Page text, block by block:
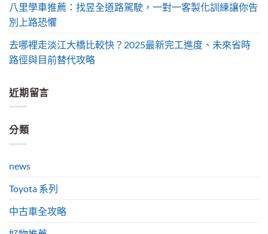
八里學車推薦：找昱全道路駕駛，一對一客製化訓練讓你告
別上路恐懼
去哪裡走淡江大橋比較快？2025最新完工進度、未來省時
路徑與目前替代攻略
近期留言
分類
news
Toyota 系列
中古車全攻略